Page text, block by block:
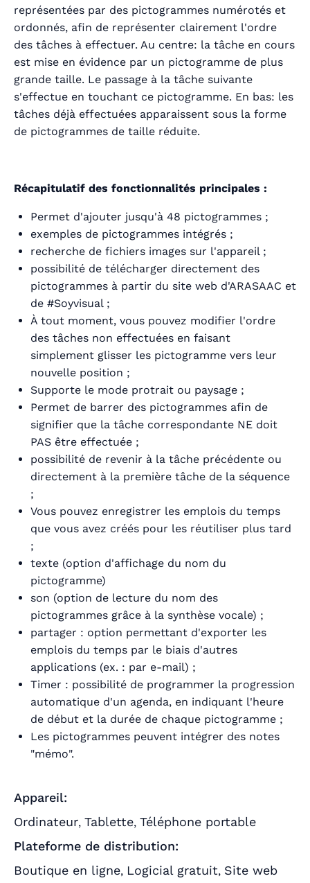
représentées par des pictogrammes numérotés et
ordonnés, afin de représenter clairement l'ordre
des tâches à effectuer. Au centre: la tâche en cours
est mise en évidence par un pictogramme de plus
grande taille. Le passage à la tâche suivante
s'effectue en touchant ce pictogramme. En bas: les
tâches déjà effectuées apparaissent sous la forme
de pictogrammes de taille réduite.
Récapitulatif des fonctionnalités principales :
Permet d'ajouter jusqu'à 48 pictogrammes ;
exemples de pictogrammes intégrés ;
recherche de fichiers images sur l'appareil ;
possibilité de télécharger directement des
pictogrammes à partir du site web d'ARASAAC et
de #Soyvisual ;
À tout moment, vous pouvez modifier l'ordre
des tâches non effectuées en faisant
simplement glisser les pictogramme vers leur
nouvelle position ;
Supporte le mode protrait ou paysage ;
Permet de barrer des pictogrammes afin de
signifier que la tâche correspondante NE doit
PAS être effectuée ;
possibilité de revenir à la tâche précédente ou
directement à la première tâche de la séquence
;
Vous pouvez enregistrer les emplois du temps
que vous avez créés pour les réutiliser plus tard
;
texte (option d'affichage du nom du
pictogramme)
son (option de lecture du nom des
pictogrammes grâce à la synthèse vocale) ;
partager : option permettant d'exporter les
emplois du temps par le biais d'autres
applications (ex. : par e-mail) ;
Timer : possibilité de programmer la progression
automatique d'un agenda, en indiquant l'heure
de début et la durée de chaque pictogramme ;
Les pictogrammes peuvent intégrer des notes
"mémo".
Appareil:
Ordinateur, Tablette, Téléphone portable
Plateforme de distribution:
Boutique en ligne, Logicial gratuit, Site web